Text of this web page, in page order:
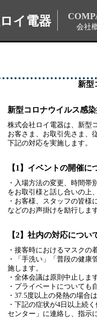
イ電器 会社
新型
新型コロナウイルス感
株式会社ロイ電器は、新型
お客さま、お取引先さま、
下記の対応を実施します。
【1】イベントの開催に
・入場方法の変更、時間
をお取引様と話し合いの上
・お客様、スタッフの皆様
などのお声掛けを励行します
【2】社内の対応につい
・接客時におけるマスクの
・「手洗い」「普段の健
施します。
・全体会議は原則中止します
・プライベートについても
・37.5度以上の発熱の場合
・下記の症状が4日以上続
センター」に連絡し、指示